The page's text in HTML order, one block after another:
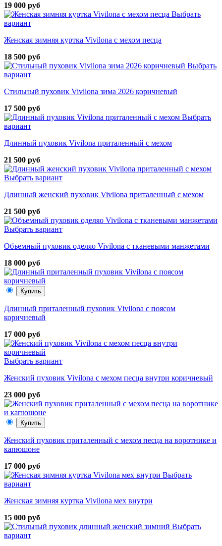
19 000 руб
Выбрать
вариант
Женская зимняя куртка Vivilona с мехом песца
18 500 руб
Выбрать
вариант
Стильный пуховик Vivilona зима 2026 коричневый
17 500 руб
Выбрать
вариант
Длинный пуховик Vivilona приталенный с мехом
21 500 руб
Выбрать вариант
Длинный женский пуховик Vivilona приталенный с мехом
21 500 руб
Выбрать вариант
Объемный пуховик оделяо Vivilona с тканевыми манжетами
18 000 руб
Купить
Длинный приталенный пуховик Vivilona с поясом
коричневый
17 000 руб
Выбрать вариант
Женский пуховик Vivilona с мехом песца внутри коричневый
23 000 руб
Купить
Женский пуховик приталенный с мехом песца на воротнике и
капюшоне
17 000 руб
Выбрать
вариант
Женская зимняя куртка Vivilona мех внутри
15 000 руб
Выбрать
вариант